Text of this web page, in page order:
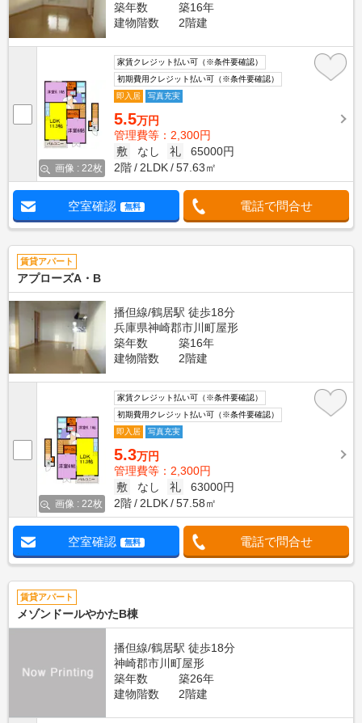
築年数
築16年
建物階数
2階建
画像 : 22枚
家賃クレジット払い可（※条件要確認）
初期費用クレジット払い可（※条件要確認）
即入居
写真充実
5.5万円
管理費等：2,300円
敷
なし 礼
65000円
2階
2LDK 57.63㎡
空室確認 無料 電話で問合せ
賃貸アパート
アプローズA・B
播但線/鶴居駅 徒歩18分
兵庫県神崎郡市川町屋形
築年数
築16年
建物階数
2階建
画像 : 22枚
家賃クレジット払い可（※条件要確認）
初期費用クレジット払い可（※条件要確認）
即入居
写真充実
5.3万円
管理費等：2,300円
敷
なし 礼
63000円
2階
2LDK 57.58㎡
空室確認 無料 電話で問合せ
賃貸アパート
メゾンドールやかたB棟
播但線/鶴居駅 徒歩18分
神崎郡市川町屋形
築年数
築26年
建物階数
2階建